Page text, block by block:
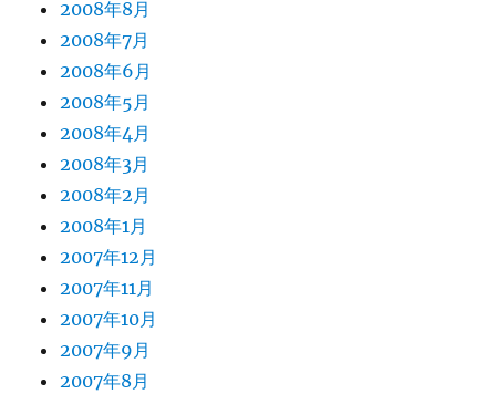
2008年8月
2008年7月
2008年6月
2008年5月
2008年4月
2008年3月
2008年2月
2008年1月
2007年12月
2007年11月
2007年10月
2007年9月
2007年8月